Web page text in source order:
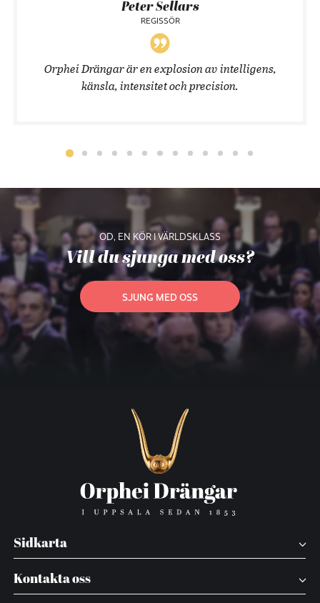
Peter Sellars
REGISSÖR
Orphei Drängar är en explosion av intelligens,
känsla, intensitet och precision.
OD, EN KÖR I VÄRLDSKLASS
Vill du sjunga med oss?
SJUNG MED OSS
Sidkarta
Kontakta oss